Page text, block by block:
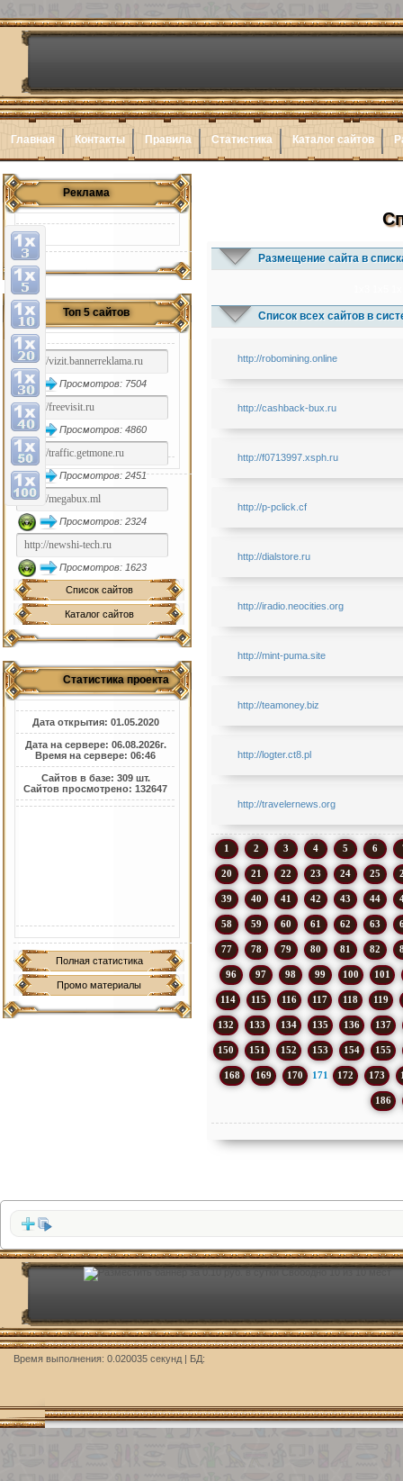
Главная Контакты Правила Статистика Каталог сайтов
Реклама
Топ 5 сайтов
Просмотров: 7504
Просмотров: 4860
Просмотров: 2451
Просмотров: 2324
Просмотров: 1623
Список сайтов
Каталог сайтов
Статистика проекта
Дата открытия: 01.05.2020
Дата на сервере: 06.08.2026г.
Время на сервере: 06:46
Сайтов в базе: 309 шт.
Сайтов просмотрено: 132647
Полная статистика
Промо материалы
Размещение сайта в
Список всех сайтов в
http://robomining.online
http://cashback-bux.ru
http://f0713997.xsph.ru
http://p-pclick.cf
http://dialstore.ru
http://iradio.neocities.org
http://mint-puma.site
http://teamoney.biz
http://logter.ct8.pl
http://travelernews.org
1 2 3 4 5 6
20 21 22 23 24 25
39 40 41 42 43 44
58 59 60 61 62 63
77 78 79 80 81 82
96 97 98 99 100 101
114 115 116 117 118 119
132 133 134 135 136 137
150 151 152 153 154 155
168 169 170 171 172 173
186
Время выполнения: 0.020035 секунд | БД: